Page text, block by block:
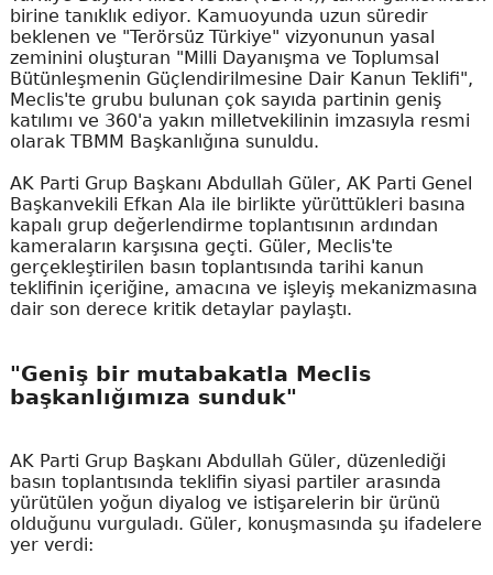
birine tanıklık ediyor. Kamuoyunda uzun süredir
beklenen ve "Terörsüz Türkiye" vizyonunun yasal
zeminini oluşturan "Milli Dayanışma ve Toplumsal
Bütünleşmenin Güçlendirilmesine Dair Kanun Teklifi",
Meclis'te grubu bulunan çok sayıda partinin geniş
katılımı ve 360'a yakın milletvekilinin imzasıyla resmi
olarak TBMM Başkanlığına sunuldu.
AK Parti Grup Başkanı Abdullah Güler, AK Parti Genel
Başkanvekili Efkan Ala ile birlikte yürüttükleri basına
kapalı grup değerlendirme toplantısının ardından
kameraların karşısına geçti. Güler, Meclis'te
gerçekleştirilen basın toplantısında tarihi kanun
teklifinin içeriğine, amacına ve işleyiş mekanizmasına
dair son derece kritik detaylar paylaştı.
"Geniş bir mutabakatla Meclis
başkanlığımıza sunduk"
AK Parti Grup Başkanı Abdullah Güler, düzenlediği
basın toplantısında teklifin siyasi partiler arasında
yürütülen yoğun diyalog ve istişarelerin bir ürünü
olduğunu vurguladı. Güler, konuşmasında şu ifadelere
yer verdi: